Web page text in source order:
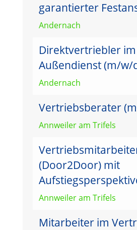
garantierter
Andernach
Direktvertriebler im
Außendienst (m/w/
Andernach
Vertriebsberater
Annweiler am Trifels
(Door2Door) mit
Annweiler am Trifels
Mitarbeiter im